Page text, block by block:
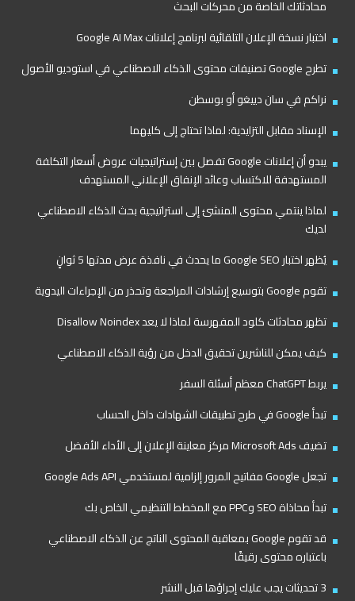
محادثاتك الخاصة من محركات البحث
اختبار نسخة الإعلان التلقائية لبرنامج إعلانات Google AI Max
تطرح Google تصنيفات محتوى الذكاء الاصطناعي في استوديو الأصول
نراكم في سان دييغو أو بوسطن
الإسناد مقابل التزايدية: لماذا تحتاج إلى كليهما
يبدو أن إعلانات Google تفصل بين إستراتيجيات عروض أسعار التكلفة
المستهدفة للاكتساب وعائد الإنفاق الإعلاني المستهدف
لماذا ينتمي محتوى المنشئ إلى استراتيجية بحث الذكاء الاصطناعي
لديك
يُظهر اختبار Google SEO ما يحدث في نافذة عرض مدتها 5 ثوانٍ
تقوم Google بتوسيع إرشادات المراجعة وتحذر من الإجراءات اليدوية
تظهر محادثات كلود المفهرسة لماذا لا يعد Disallow Noindex
كيف يمكن للناشرين تحقيق الدخل من رؤية الذكاء الاصطناعي
يربط ChatGPT معظم أسئلة السفر
تبدأ Google في طرح تطبيقات الشهادات داخل الحساب
تضيف Microsoft Ads مركز معاينة الإعلان إلى الأداء الأفضل
تجعل Google مفاتيح المرور إلزامية لمستخدمي Google Ads API
تبدأ محاذاة SEO وPPC مع المخطط التنظيمي الخاص بك
قد تقوم Google بمعاقبة المحتوى الناتج عن الذكاء الاصطناعي
باعتباره محتوى رقيقًا
3 تحديثات يجب عليك إجراؤها قبل النشر